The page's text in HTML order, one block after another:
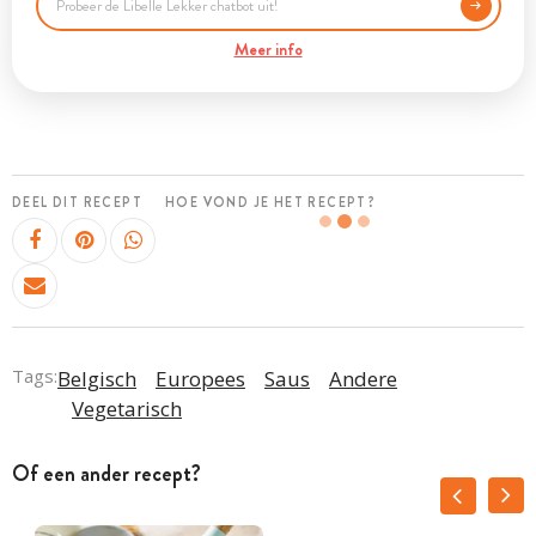
Meer info
DEEL DIT RECEPT HOE VOND JE HET RECEPT?
Tags:Belgisch Europees Saus
Andere
Vegetarisch
Of een ander recept?